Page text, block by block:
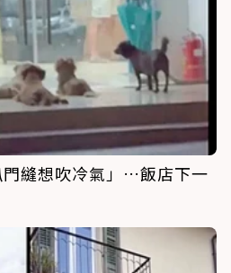
縫想吹冷氣」…飯店下一